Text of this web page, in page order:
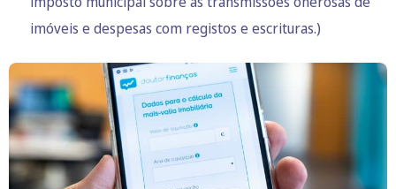
imóveis e despesas com registos e escrituras.)